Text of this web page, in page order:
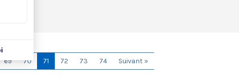
69 70 71 72 73 74 Suivant »